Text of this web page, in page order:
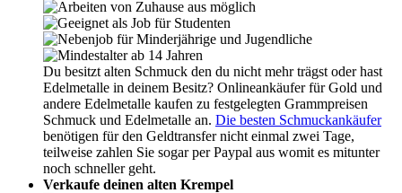
Du besitzt alten Schmuck den du nicht mehr trägst oder hast
Edelmetalle in deinem Besitz? Onlineankäufer für Gold und
andere Edelmetalle kaufen zu festgelegten Grammpreisen
Schmuck und Edelmetalle an. Die besten Schmuckankäufer
benötigen für den Geldtransfer nicht einmal zwei Tage,
teilweise zahlen Sie sogar per Paypal aus womit es mitunter
noch schneller geht.
Verkaufe deinen alten Krempel